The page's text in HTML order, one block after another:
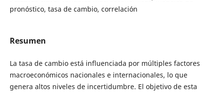
pronóstico, tasa de cambio, correlación
Resumen
La tasa de cambio está influenciada por múltiples factores
macroeconómicos nacionales e internacionales, lo que
genera altos niveles de incertidumbre. El objetivo de esta